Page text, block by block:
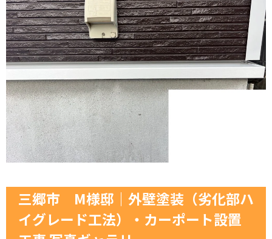
三郷市 M様邸｜外壁塗装（劣化部ハ
イグレード工法）・カーポート設置